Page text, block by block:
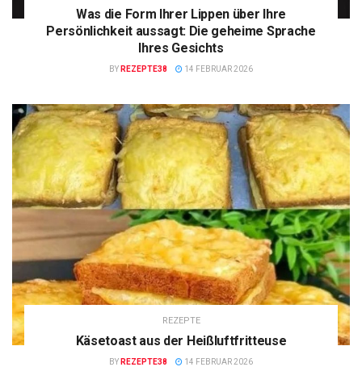
Was die Form Ihrer Lippen über Ihre
Persönlichkeit aussagt: Die geheime Sprache
Ihres Gesichts
BY REZEPTE38 14 FEBRUAR 2026
REZEPTE
Käsetoast aus der Heißluftfritteuse
BY REZEPTE38 14 FEBRUAR 2026